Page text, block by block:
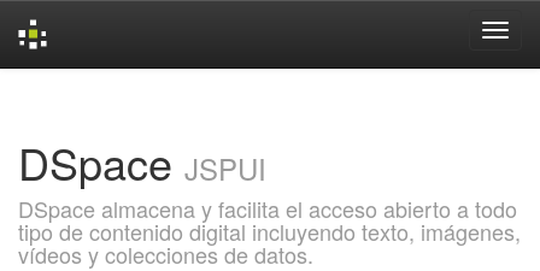
DSpace JSPUI
DSpace almacena y facilita el acceso abierto a todo
tipo de contenido digital incluyendo texto, imágenes,
vídeos y colecciones de datos.